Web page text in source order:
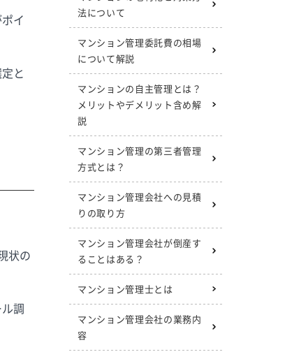
イ
と
状の
調
法について
マンション管理委託費の相場
について解説
マンションの自主管理とは？
メリットやデメリット含め解
説
マンション管理の第三者管理
方式とは？
マンション管理会社への見積
りの取り方
マンション管理会社が倒産す
ることはある？
マンション管理士とは
マンション管理会社の業務内
容